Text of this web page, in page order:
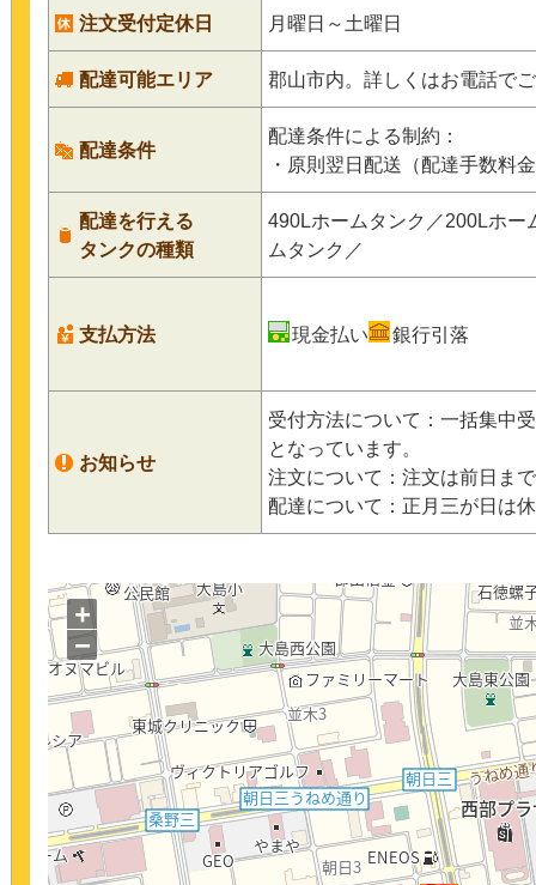
注文受付定休日 月曜日～土曜日
配達可能エリア 郡山市内。詳しくはお電話で
配達条件
配達条件による制約：
・原則翌日配送（配達手数料
配達を行える
タンクの種類
490Lホームタンク／200Lホー
ムタンク／
支払方法 現金払い 銀行引落
お知らせ
受付方法について：一括集中
となっています。
注文について：注文は前日ま
配達について：正月三が日は
+
−